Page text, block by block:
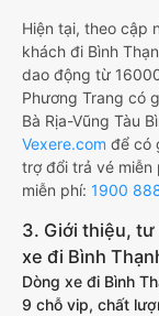
Hiện tại, theo cập
khách đi Bình
dao động từ
Phương Trang có
Bà Rịa-Vũng Tàu
Vexere.com để có
trợ đổi trả vé
miễn phí: 1900
3. Giới thiệu, tư
xe đi Bình
Dòng xe đi Bình
9 chỗ vip, chất